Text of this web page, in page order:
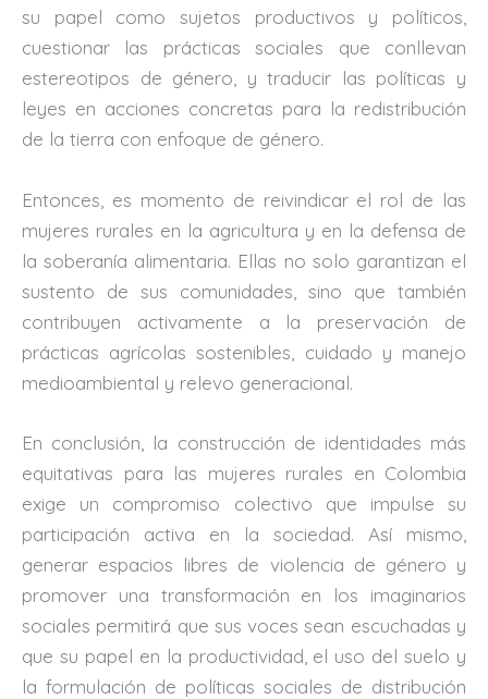
su papel como sujetos productivos y políticos,
cuestionar las prácticas sociales que conllevan
estereotipos de género, y traducir las políticas y
leyes en acciones concretas para la redistribución
de la tierra con enfoque de género.
Entonces, es momento de reivindicar el rol de las
mujeres rurales en la agricultura y en la defensa de
la soberanía alimentaria. Ellas no solo garantizan el
sustento de sus comunidades, sino que también
contribuyen activamente a la preservación de
prácticas agrícolas sostenibles, cuidado y manejo
medioambiental y relevo generacional.
En conclusión, la construcción de identidades más
equitativas para las mujeres rurales en Colombia
exige un compromiso colectivo que impulse su
participación activa en la sociedad. Así mismo,
generar espacios libres de violencia de género y
promover una transformación en los imaginarios
sociales permitirá que sus voces sean escuchadas y
que su papel en la productividad, el uso del suelo y
la formulación de políticas sociales de distribución